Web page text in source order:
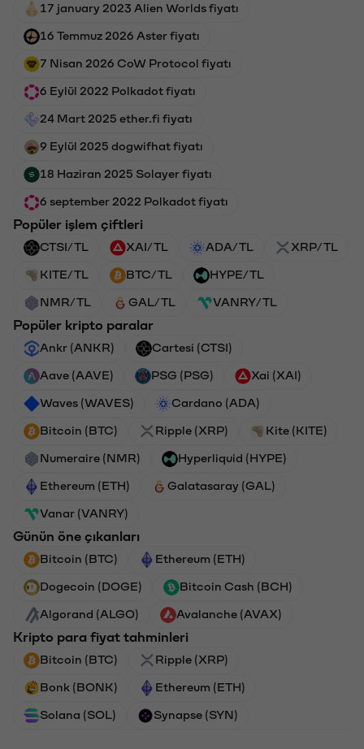
17 january 2023 Alien Worlds fiyatı
16 Temmuz 2026 Aster fiyatı
7 Nisan 2026 CoW Protocol fiyatı
6 Eylül 2022 Polkadot fiyatı
24 Mart 2025 ether.fi fiyatı
9 Eylül 2025 dogwifhat fiyatı
18 Haziran 2025 Solayer fiyatı
6 september 2022 Polkadot fiyatı
Popüler işlem çiftleri
CTSI/TL XAI/TL ADA/TL XRP/TL
KITE/TL BTC/TL HYPE/TL
NMR/TL GAL/TL VANRY/TL
Popüler kripto paralar
Ankr (ANKR) Cartesi (CTSI)
Aave (AAVE) PSG (PSG) Xai (XAI)
Waves (WAVES) Cardano (ADA)
Bitcoin (BTC) Ripple (XRP) Kite (KITE)
Numeraire (NMR) Hyperliquid (HYPE)
Ethereum (ETH) Galatasaray (GAL)
Vanar (VANRY)
Günün öne çıkanları
Bitcoin (BTC) Ethereum (ETH)
Dogecoin (DOGE) Bitcoin Cash (BCH)
Algorand (ALGO) Avalanche (AVAX)
Kripto para fiyat tahminleri
Bitcoin (BTC) Ripple (XRP)
Bonk (BONK) Ethereum (ETH)
Solana (SOL) Synapse (SYN)